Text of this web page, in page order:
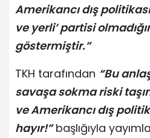
Amerikancı dış
ve yerli’ partisi
göstermiştir.”
TKH tarafından “Bu
savaşa sokma riski
ve Amerikancı dış
hayır!”başlığıyla